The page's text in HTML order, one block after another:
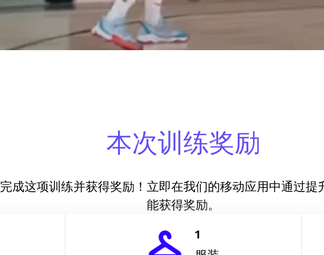
本次训练奖励
完成这项训练并获得奖励！立即在我们的移动应用中通过提
能获得奖励。
1